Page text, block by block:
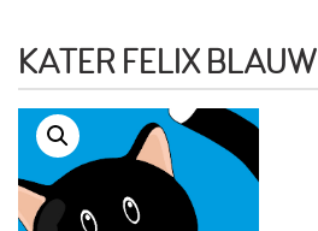
KATER FELIX BLAUW